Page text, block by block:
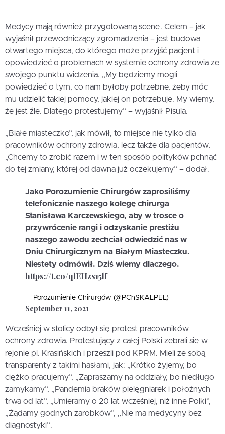
Medycy mają również przygotowaną scenę. Celem – jak
wyjaśnił przewodniczący zgromadzenia – jest budowa
otwartego miejsca, do którego może przyjść pacjent i
opowiedzieć o problemach w systemie ochrony zdrowia ze
swojego punktu widzenia. „My będziemy mogli
powiedzieć o tym, co nam byłoby potrzebne, żeby móc
mu udzielić takiej pomocy, jakiej on potrzebuje. My wiemy,
że jest źle. Dlatego protestujemy” – wyjaśnił Pisula.
„Białe miasteczko”, jak mówił, to miejsce nie tylko dla
pracowników ochrony zdrowia, lecz także dla pacjentów.
„Chcemy to zrobić razem i w ten sposób polityków pchnąć
do tej zmiany, której od dawna już oczekujemy” – dodał.
Jako Porozumienie Chirurgów zaprosiliśmy
telefonicznie naszego kolegę chirurga
Stanisława Karczewskiego, aby w trosce o
przywrócenie rangi i odzyskanie prestiżu
naszego zawodu zechciał odwiedzić nas w
Dniu Chirurgicznym na Białym Miasteczku.
Niestety odmówił. Dziś wiemy dlaczego.
https://t.co/qlEHzs15lf
— Porozumienie Chirurgów (@PChSKALPEL)
September 11, 2021
Wcześniej w stolicy odbył się protest pracowników
ochrony zdrowia. Protestujący z całej Polski zebrali się w
rejonie pl. Krasińskich i przeszli pod KPRM. Mieli ze sobą
transparenty z takimi hasłami, jak: „Krótko żyjemy, bo
ciężko pracujemy”, „Zapraszamy na oddziały, bo niedługo
zamykamy”, „Pandemia braków pielęgniarek i położnych
trwa od lat”, „Umieramy o 20 lat wcześniej, niż inne Polki”,
„Żądamy godnych zarobków”, „Nie ma medycyny bez
diagnostyki”.